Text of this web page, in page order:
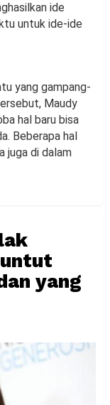
ide
untuk ide-ide
yang gampang-
Maudy
hal baru bisa
Beberapa hal
juga di dalam
yang